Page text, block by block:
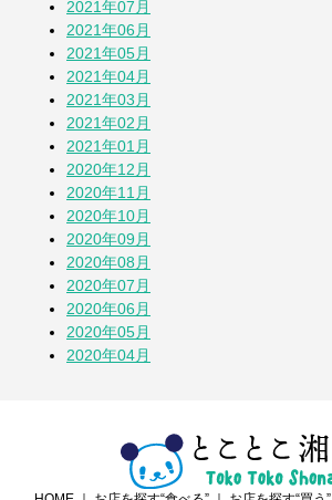
2021年07月
2021年06月
2021年05月
2021年04月
2021年03月
2021年02月
2021年01月
2020年12月
2020年11月
2020年10月
2020年09月
2020年08月
2020年07月
2020年06月
2020年05月
2020年04月